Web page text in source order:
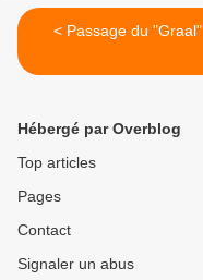
< Passage du "Graal"
Hébergé par Overblog
Top articles
Pages
Contact
Signaler un abus